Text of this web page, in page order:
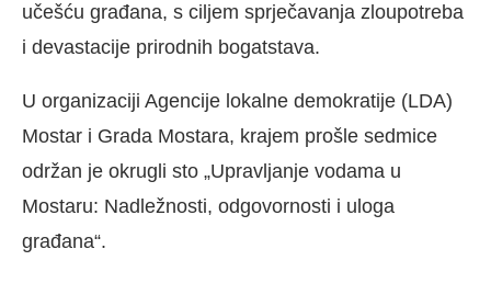
učešću građana, s ciljem sprječavanja zloupotreba
i devastacije prirodnih bogatstava.
U organizaciji Agencije lokalne demokratije (LDA)
Mostar i Grada Mostara, krajem prošle sedmice
održan je okrugli sto „Upravljanje vodama u
Mostaru: Nadležnosti, odgovornosti i uloga
građana“.